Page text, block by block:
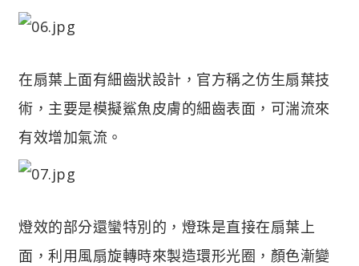
在扇葉上面有細齒狀設計，官方稱之仿生扇葉技
術，主要是模擬鯊魚皮膚的細齒表面，可湍流來
有效增加氣流。
燈效的部分還蠻特別的，燈珠是直接在扇葉上
面，利用風扇旋轉時來製造環形光圈，顏色漸變